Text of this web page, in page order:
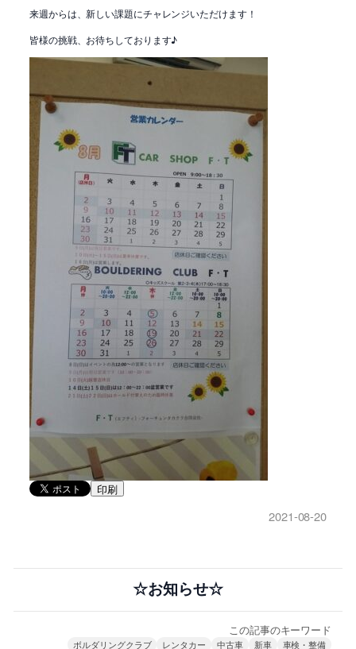
来週からは、新しい課題にチャレンジいただけます！
皆様の挑戦、お待ちしております♪
印刷
2021-08-20
☆お知らせ☆
この記事のキーワード
ボルダリングクラブ レンタカー 中古車 新車 車検・整備